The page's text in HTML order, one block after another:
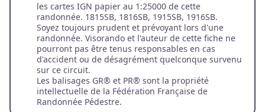
les cartes IGN papier au 1:25000 de cette
randonnée. 1815SB, 1816SB, 1915SB, 1916SB.
Soyez toujours prudent et prévoyant lors d'une
randonnée. Visorando et l'auteur de cette fiche ne
pourront pas être tenus responsables en cas
d'accident ou de désagrément quelconque survenu
sur ce circuit.
Les balisages GR® et PR® sont la propriété
intellectuelle de la Fédération Française de
Randonnée Pédestre.